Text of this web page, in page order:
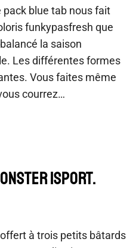
blue tab nous fait
funkypasfresh que
la saison
Les différentes formes
Vous faites même
courrez…
iSPORT.
à trois petits bâtards